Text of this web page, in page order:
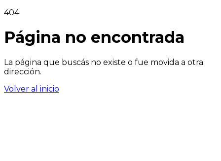
404
Página no encontrada
La página que buscás no existe o fue movida a otra
dirección.
Volver al inicio